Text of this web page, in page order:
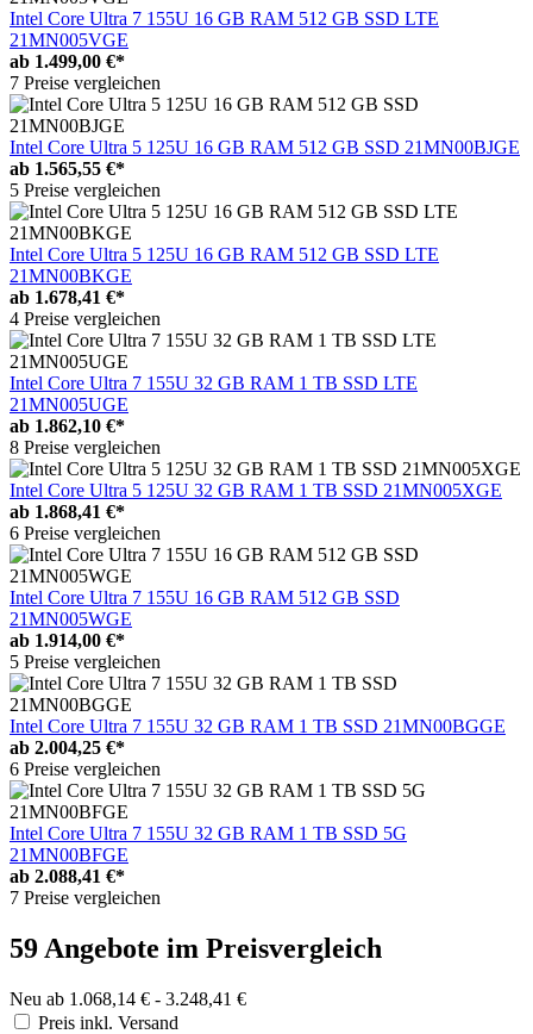
Intel Core Ultra 7 155U 16 GB RAM 512 GB SSD LTE
21MN005VGE
ab 1.499,00 €*
7 Preise vergleichen
Intel Core Ultra 5 125U 16 GB RAM 512 GB SSD 21MN00BJGE
ab 1.565,55 €*
5 Preise vergleichen
Intel Core Ultra 5 125U 16 GB RAM 512 GB SSD LTE
21MN00BKGE
ab 1.678,41 €*
4 Preise vergleichen
Intel Core Ultra 7 155U 32 GB RAM 1 TB SSD LTE
21MN005UGE
ab 1.862,10 €*
8 Preise vergleichen
Intel Core Ultra 5 125U 32 GB RAM 1 TB SSD 21MN005XGE
ab 1.868,41 €*
6 Preise vergleichen
Intel Core Ultra 7 155U 16 GB RAM 512 GB SSD
21MN005WGE
ab 1.914,00 €*
5 Preise vergleichen
Intel Core Ultra 7 155U 32 GB RAM 1 TB SSD 21MN00BGGE
ab 2.004,25 €*
6 Preise vergleichen
Intel Core Ultra 7 155U 32 GB RAM 1 TB SSD 5G
21MN00BFGE
ab 2.088,41 €*
7 Preise vergleichen
59 Angebote im Preisvergleich
Neu ab 1.068,14 € - 3.248,41 €
Preis inkl. Versand